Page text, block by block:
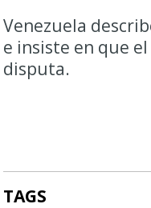
Venezuela
e insiste en que
disputa.
TAGS